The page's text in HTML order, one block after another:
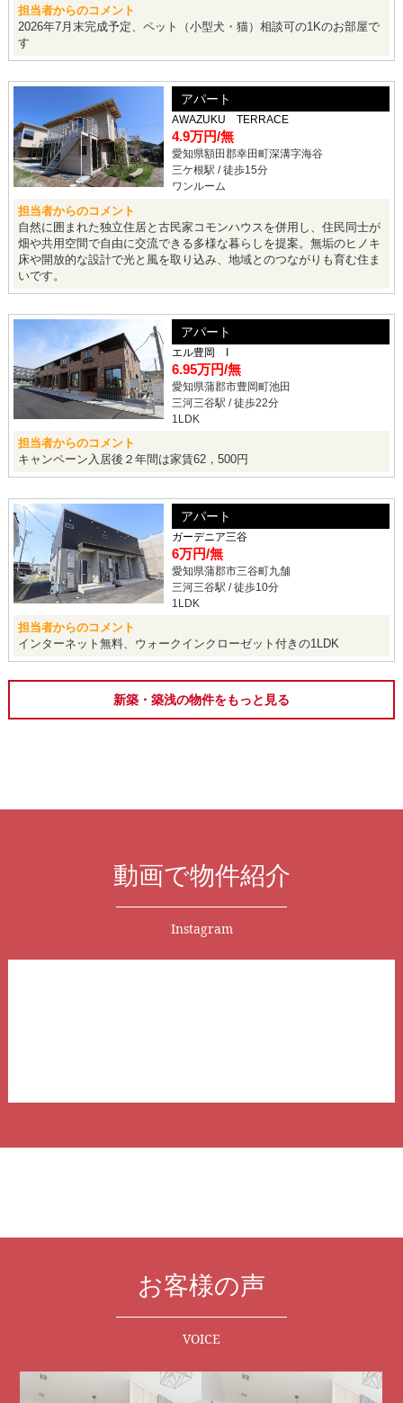
担当者からのコメント
2026年7月末完成予定、ペット（小型犬・猫）相談可の1Kのお部屋で
す
アパート
AWAZUKU TERRACE
4.9万円/無
愛知県額田郡幸田町深溝字海谷
三ケ根駅 / 徒歩15分
ワンルーム
担当者からのコメント
自然に囲まれた独立住居と古民家コモンハウスを併用し、住民同士が
畑や共用空間で自由に交流できる多様な暮らしを提案。無垢のヒノキ
床や開放的な設計で光と風を取り込み、地域とのつながりも育む住ま
いです。
アパート
エル豊岡 I
6.95万円/無
愛知県蒲郡市豊岡町池田
三河三谷駅 / 徒歩22分
1LDK
担当者からのコメント
キャンペーン入居後２年間は家賃62，500円
アパート
ガーデニア三谷
6万円/無
愛知県蒲郡市三谷町九舗
三河三谷駅 / 徒歩10分
1LDK
担当者からのコメント
インターネット無料、ウォークインクローゼット付きの1LDK
新築・築浅の物件をもっと見る
動画で物件紹介
Instagram
お客様の声
VOICE